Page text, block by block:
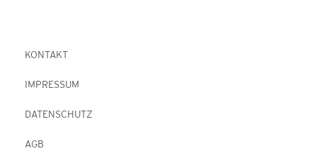
KONTAKT
IMPRESSUM
DATENSCHUTZ
AGB